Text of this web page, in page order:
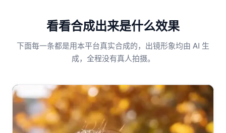
看看合成出来是什么效果
下面每一条都是用本平台真实合成的，出镜形象均由 AI 生
成，全程没有真人拍摄。